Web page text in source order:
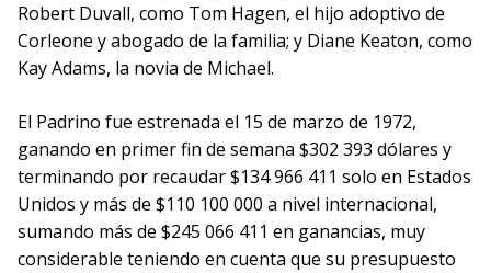
Robert Duvall, como Tom Hagen, el hijo adoptivo de
Corleone y abogado de la familia; y Diane Keaton, como
Kay Adams, la novia de Michael.
El Padrino fue estrenada el 15 de marzo de 1972,
ganando en primer fin de semana $302 393 dólares y
terminando por recaudar $134 966 411 solo en Estados
Unidos y más de $110 100 000 a nivel internacional,
sumando más de $245 066 411 en ganancias, muy
considerable teniendo en cuenta que su presupuesto